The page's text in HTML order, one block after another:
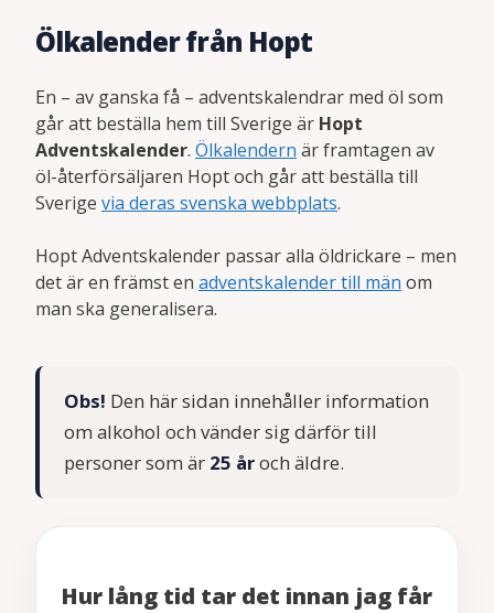
Ölkalender från Hopt
En – av ganska få – adventskalendrar med öl som
går att beställa hem till Sverige är Hopt
Adventskalender. Ölkalendern är framtagen av
öl-återförsäljaren Hopt och går att beställa till
Sverige via deras svenska webbplats.
Hopt Adventskalender passar alla öldrickare – men
det är en främst en adventskalender till män om
man ska generalisera.
Obs! Den här sidan innehåller information
om alkohol och vänder sig därför till
personer som är 25 åroch äldre.
Hur lång tid tar det innan jag får